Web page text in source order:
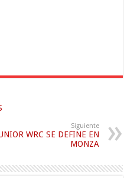
Siguiente
WRC SE DEFINE EN
MONZA